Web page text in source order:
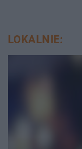
LOKALNIE: